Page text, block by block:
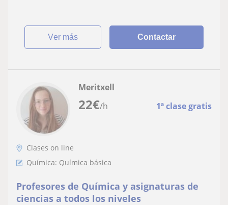
ver más Contactar
22€/h 1ª clase gratis
Meritxell
Clases on line
Química: Química básica
Profesores de Química y asignaturas de
ciencias a todos los niveles